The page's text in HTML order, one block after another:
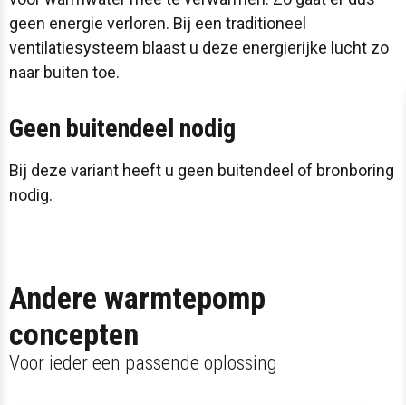
geen energie verloren. Bij een traditioneel
ventilatiesysteem blaast u deze energierijke lucht zo
naar buiten toe.
Geen buitendeel nodig
Bij deze variant heeft u geen buitendeel of bronboring
nodig.
Andere warmtepomp
concepten
Voor ieder een passende oplossing